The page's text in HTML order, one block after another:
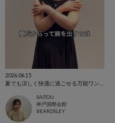
2026.06.15
SAITOU
神戸国際会館
BEARDSLEY